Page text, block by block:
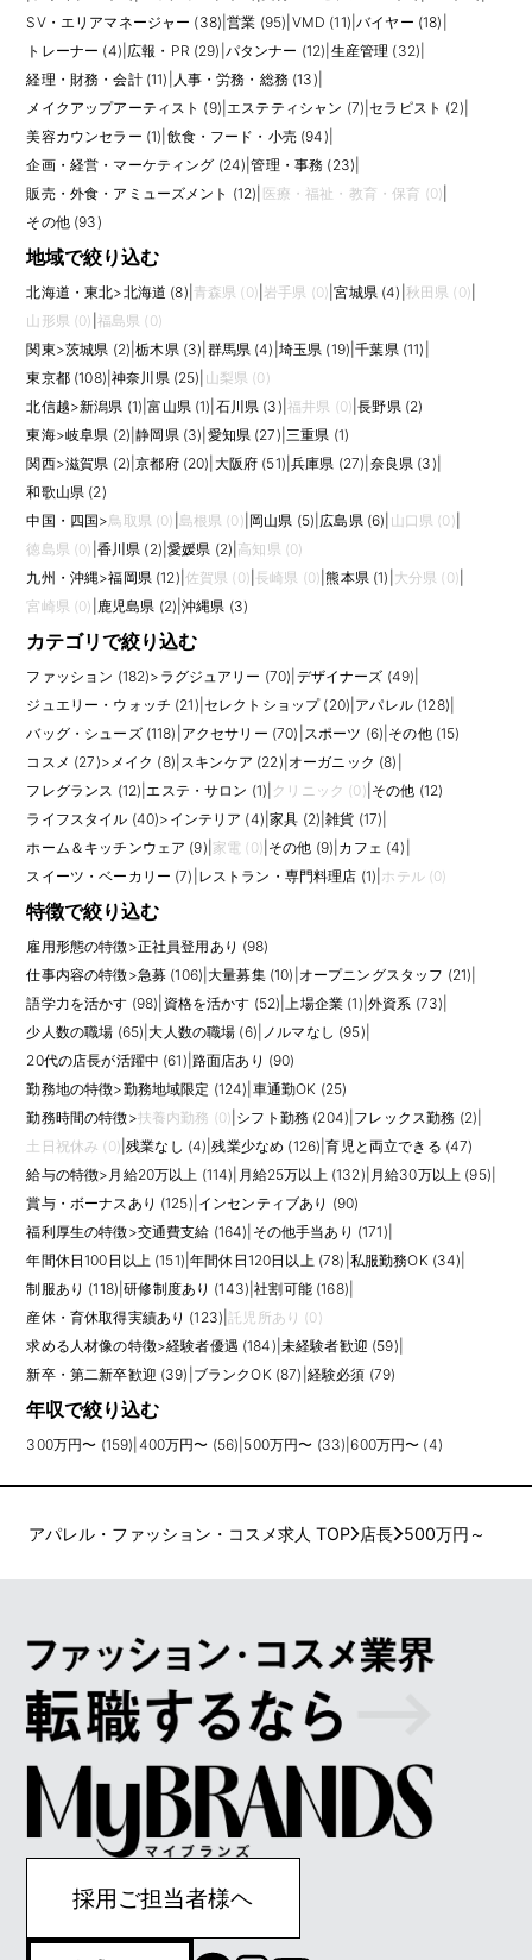
ら改善策を考えます。繁忙期や新店オープンでは、限られた時間で売場を
整え、スタッフが動きやすい状態を作る判断力も必要です。ラグジュアリ
ーブランドでは顧客管理やVIP対応、コスメではカウンセリング品質やイベ
ント運営も重視されます。
応募前には、店長の裁量と責任範囲を具体的に確認しましょう。売上予
場合もあれば、販売責任者として現場運営が中心の場合もあります。店舗
規模、スタッフ人数、館の営業時間、休日取得、残業の発生しやすい時期
も働き方に影響します。
求人を比較する際は、給与や役職手当だけでなく、インセンティブ、評価
制度、研修、キャリアパス、SVや本部職への昇格実績を見ておくとよいで
しょう。店長経験は、エリアマネージャー、トレーナー、営業、VMD、採
用、店舗開発などへ広げやすい経験です。現場でブランドを成長させ、チ
ームで成果を出したい方に向いています。
応募時には、売上予算の達成率、スタッフ人数、育成したメンバー、顧客
づくり、在庫消化、館イベントでの実績などを数字やエピソードで整理し
ておくと、店舗責任者としての経験が伝わりやすくなります。 また、求人
ごとに求められる経験や裁量は異なるため、仕事内容、評価軸、研修、将
来のキャリアパス、チーム体制まで確認して比較しましょう。
地域で絞り込む
北海道・東北>北海道 (8) 青森県 (0) 岩手県 (0) |宮城県 (4) 秋田県 (0)
山形県 (0) 福島県 (0)
関東>茨城県 (2) |栃木県 (3) 群馬県 (4) 埼玉県 (19) |千葉県 (11)
東京都 (108) |神奈川県 (25) 山梨県 (0)
北信越>新潟県 (1) |富山県 (1) 石川県 (3) 福井県 (0) |長野県 (2)
東海>岐阜県 (2) |静岡県 (3) 愛知県 (27) 三重県 (1)
関西>滋賀県 (2) |京都府 (20) 大阪府 (51) |兵庫県 (27) 奈良県 (3)
和歌山県 (2)
中国・四国>鳥取県 (0) 島根県 (0) 岡山県 (5) 広島県 (6) 山口県 (0)
徳島県 (0) 香川県 (2) 愛媛県 (2) 高知県 (0)
九州・沖縄>福岡県 (12) 佐賀県 (0) 長崎県 (0) |熊本県 (1) 大分県 (0)
宮崎県 (0) 鹿児島県 (2) |沖縄県 (3)
カテゴリで絞り込む
ファッション (182)> ラグジュアリー (70) デザイナーズ (49)
ジュエリー・ウォッチ (21) セレクトショップ (20) アパレル (128)
バッグ・シューズ (118) アクセサリー (70) スポーツ (6) その他 (15)
コスメ (27)> メイク (8) スキンケア (22) オーガニック (8)
フレグランス (12) エステ・サロン (1) クリニック (0) その他 (12)
ライフスタイル (40)> インテリア (4) |家具 (2) |雑貨 (17)
ホーム＆キッチンウェア (9) 家電 (0) その他 (9) カフェ (4)
スイーツ・ベーカリー (7) レストラン・専門料理店 (1) ホテル (0)
SV・エリアマネージャー (38) |営業 (95) VMD (11) |バイヤー (18)
トレーナー (4) 広報・PR (29) パタンナー (12) 生産管理 (32)
経理・財務・会計 (11) 人事・労務・総務 (13)
メイクアップアーティスト (9) エステティシャン (7) |セラピスト (2)
美容カウンセラー (1) 飲食・フード・小売 (94)
企画・経営・マーケティング (24) |管理・事務 (23)
販売・外食・アミューズメント (12) 医療・福祉・教育・保育 (0)
その他 (93)
特徴で絞り込む
雇用形態の特徴>正社員登用あり (98)
仕事内容の特徴>急募 (106) |大量募集 (10) オープニングスタッフ (21)
語学力を活かす (98) 資格を活かす (52) 上場企業 (1) 外資系 (73)
少人数の職場 (65) |大人数の職場 (6) ノルマなし (95)
20代の店長が活躍中 (61) 路面店あり (90)
勤務地の特徴>勤務地域限定 (124) 車通勤OK (25)
勤務時間の特徴>扶養内勤務 (0) シフト勤務 (204) フレックス勤務 (2)
土日祝休み (0) |残業なし (4) |残業少なめ (126) |育児と両立できる (47)
給与の特徴> 月給20万以上 (114) 月給25万以上 (132) 月給30万以上 (95)
賞与・ボーナスあり (125) インセンティブあり (90)
福利厚生の特徴>交通費支給 (164) その他手当あり (171)
年間休日100日以上 (151) |年間休日120日以上 (78) 私服勤務OK (34)
制服あり (118) |研修制度あり (143) |社割可能 (168)
産休・育休取得実績あり (123) |託児所あり (0)
求める人材像の特徴>経験者優遇 (184) 未経験者歓迎 (59)
新卒・第二新卒歓迎 (39) ブランクOK (87) 経験必須 (79)
年収で絞り込む
300万円〜 (159) 400万円〜 (56) 500万円〜 (33) |600万円〜 (4)
アパレル・ファッション・コスメ求人 TOP 店長 500万円～
採用ご担当者様ヘ